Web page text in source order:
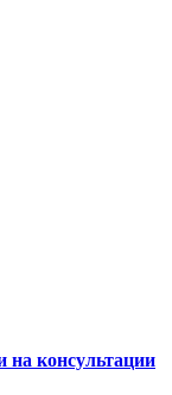
на консультации